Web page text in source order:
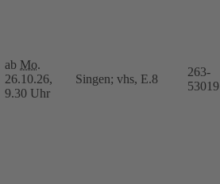
ab Mo.
26.10.26,
9.30 Uhr
Singen; vhs, E.8
263-
53019